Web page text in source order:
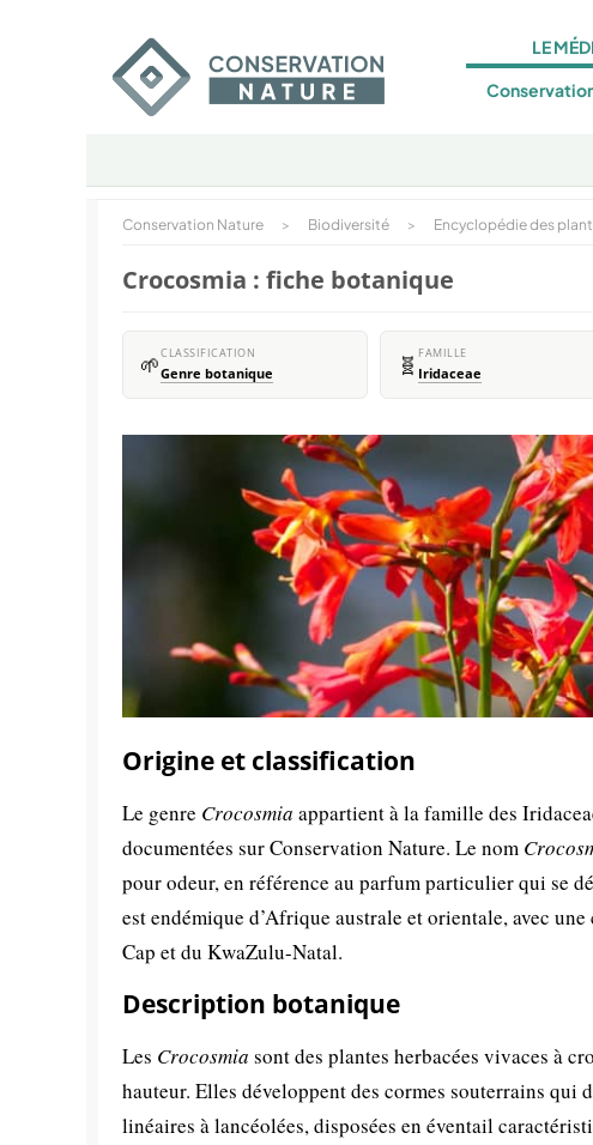
LE
Conservation Nature > Biodiversité > Encyclopédie des
Crocosmia : fiche botanique
🌱CLASSIFICATION
Genre botanique 🧬 FAMILLE
Iridaceae
Origine et classification
Le genre Crocosmia appartient à la famille des
documentées sur Conservation Nature. Le nom
pour odeur, en référence au parfum particulier qui se
est endémique d’Afrique australe et orientale, avec
Cap et du KwaZulu-Natal.
Description botanique
Les Crocosmia sont des plantes herbacées vivaces à
hauteur. Elles développent des cormes souterrains qui
linéaires à lancéolées, disposées en éventail